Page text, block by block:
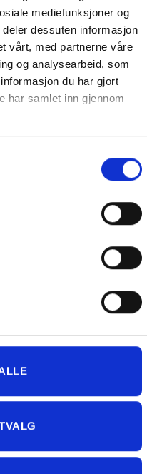
mediefunksjoner og
dessuten informasjon
vårt, med partnerne våre
og analysearbeid, som
du har gjort
har samlet inn gjennom
Kamado Joe Oak Chunks
IKKE PÅ LAGER
av vekt eller volumvekt
via. transport sendes ikke.
frakt på din pakke så er
har fått frakten fjernet pga.
produkter selges kun i
butikk, ikke